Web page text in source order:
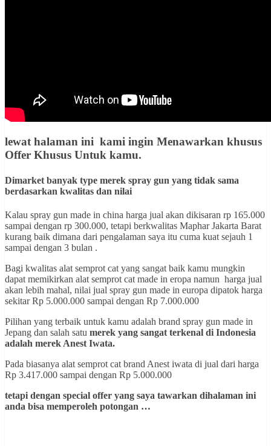
lewat halaman ini kami ingin Menawarkan khusus
Offer Khusus Untuk kamu.
Dimarket banyak type merek spray gun yang tidak sama
berdasarkan kwalitas dan nilai
Kalau spray gun made in china harga jual akan dikisaran rp 165.000
sampai dengan rp 300.000, tetapi berkwalitas Maphar Jakarta Barat
kurang baik dimana dari pengalaman saya itu cuma kuat sejauh 1
sampai dengan 3 bulan .
Bagi kwalitas alat semprot cat yang sangat baik kamu mungkin
dapat memikirkan alat semprot cat made in eropa namun harga jual
akan lebih mahal, nilai jual spray gun made in europa dipatok harga
sekitar Rp 5.000.000 sampai dengan Rp 7.000.000
Pilihan yang terbaik untuk kamu adalah brand spray gun made in
Jepang dan salah satu merek yang sangat terkenal di Indonesia
adalah merek Anest Iwata.
Pada biasanya alat semprot cat brand Anest iwata di jual dari harga
Rp 3.417.000 sampai dengan Rp 5.000.000
tetapi dengan special offer yang saya tawarkan dihalaman ini
anda bisa memperoleh potongan …